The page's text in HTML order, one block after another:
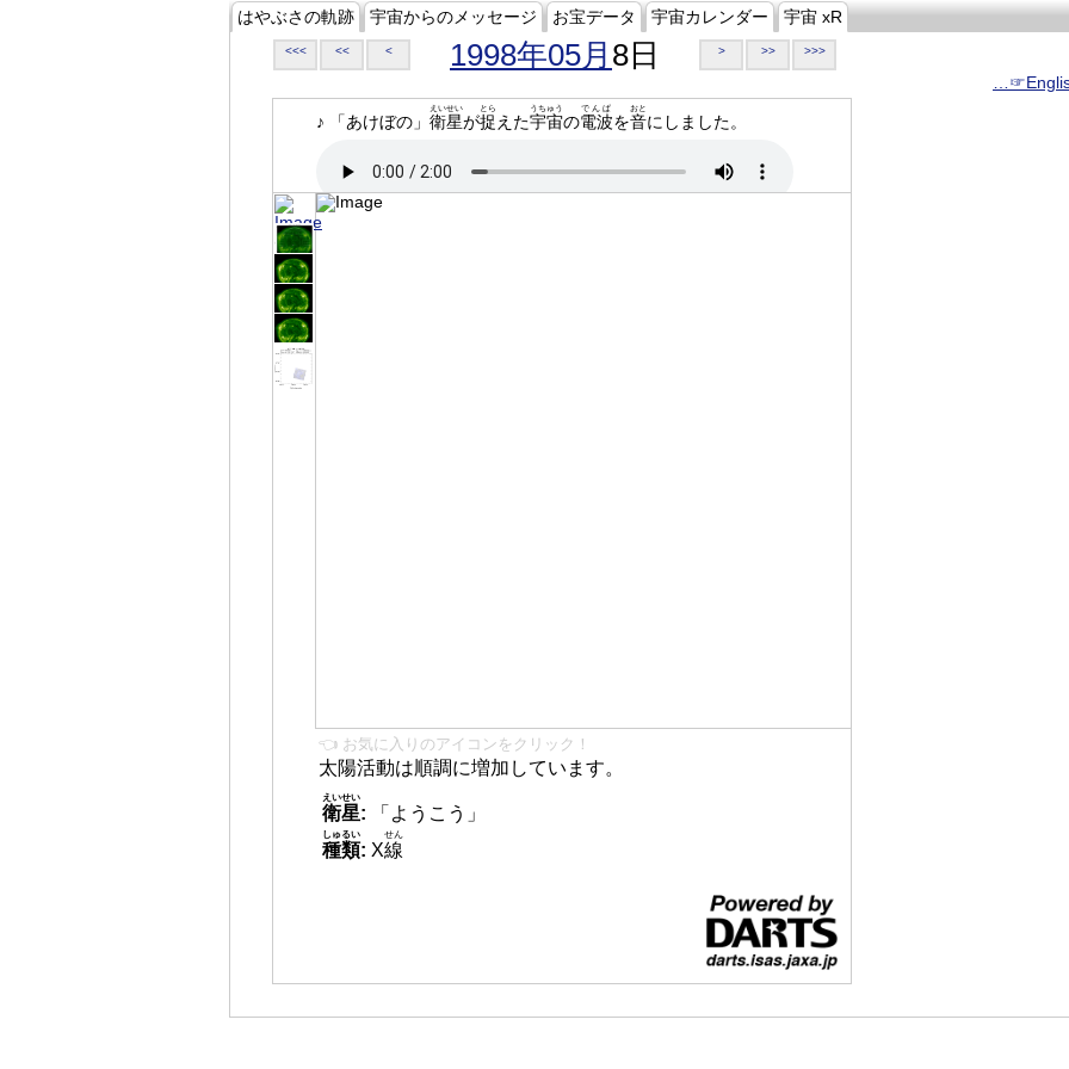
はやぶさの軌跡 宇宙からのメッセージ お宝データ 宇宙カレンダー 宇宙 xR
<<< << < 1998年05月 8日 > >> >>>
♪ 「あけぼの」 衛星
えいせい
が捉
とら
えた宇宙
うちゅう
の電波
でんぱ
を音
おと
にしました。
👈 お気に入りのアイコンをクリック！
太陽活動は順調に増加しています。
衛星
えいせい
:
「ようこう」
種類
しゅるい
: X線
せん